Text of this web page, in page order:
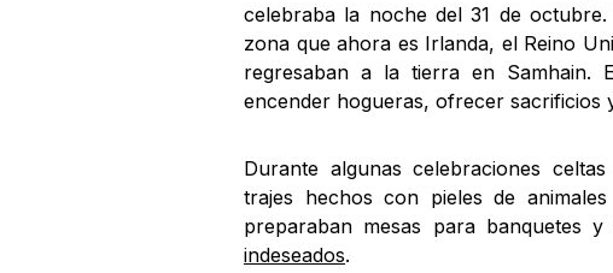
celebraba la noche del 31 de octubre.
zona que ahora es Irlanda, el Reino
regresaban a la tierra en Samhain.
encender hogueras, ofrecer sacrificios
Durante algunas celebraciones
trajes hechos con pieles de
preparaban mesas para banquetes
indeseados.